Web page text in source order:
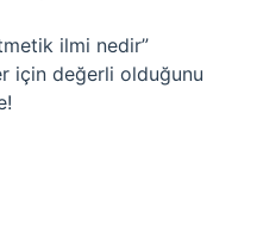
ilmi nedir”
için değerli olduğunu